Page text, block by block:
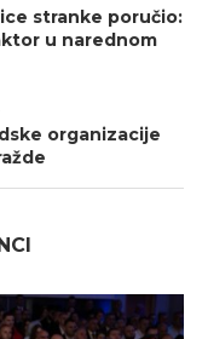
stranke poručio:
u narednom
organizacije